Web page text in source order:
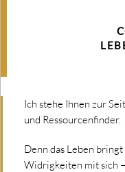
Ich stehe Ihnen zur
und Ressourcenfinder.
Denn das Leben
Widrigkeiten mit sich